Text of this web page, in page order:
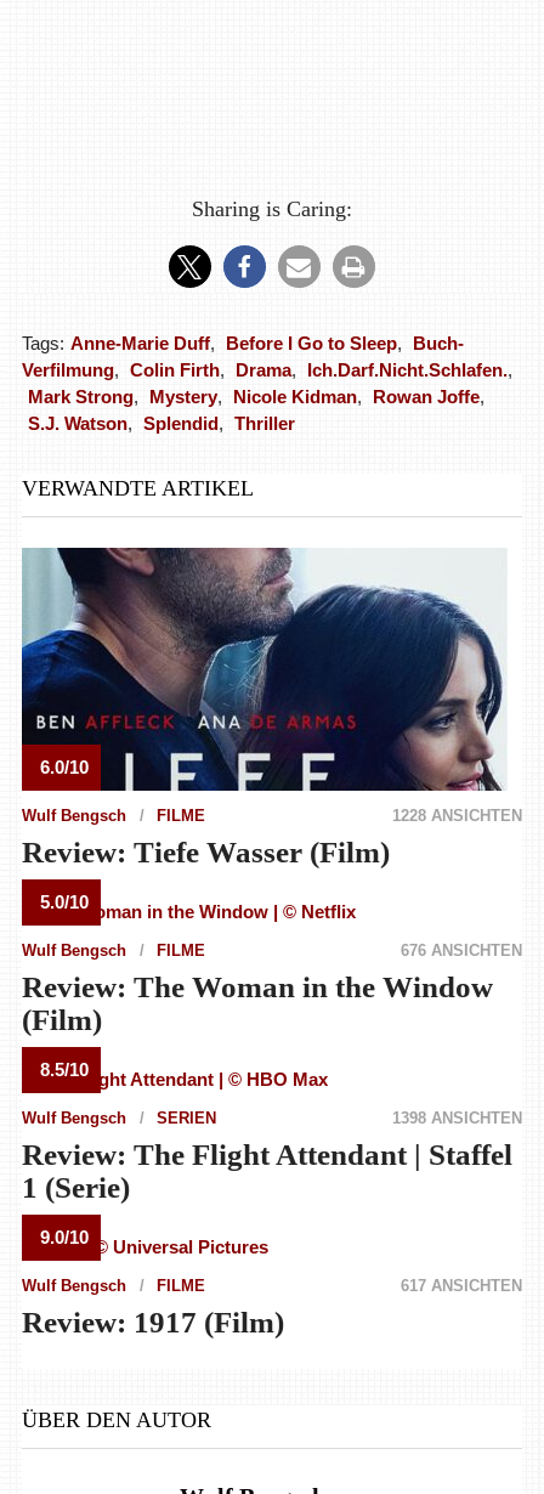
Sharing is Caring:
Tags: Anne-Marie Duff, Before I Go to Sleep,
Buch-
Verfilmung, Colin Firth, Drama, Ich.Darf.Nicht.Schlafen.,
Mark Strong, Mystery, Nicole Kidman, Rowan Joffe,
S.J. Watson, Splendid, Thriller
VERWANDTE ARTIKEL
6.0/10
Wulf Bengsch FILME 1228 ANSICHTEN
Review: Tiefe Wasser (Film)
5.0/10
Wulf Bengsch FILME 676 ANSICHTEN
Review: The Woman in the Window
(Film)
8.5/10
Wulf Bengsch SERIEN 1398 ANSICHTEN
Review: The Flight Attendant | Staffel
1 (Serie)
9.0/10
Wulf Bengsch FILME 617 ANSICHTEN
Review: 1917 (Film)
ÜBER DEN AUTOR